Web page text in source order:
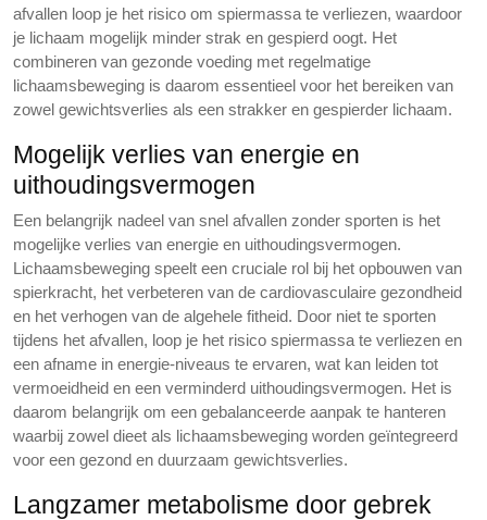
afvallen loop je het risico om spiermassa te verliezen, waardoor
je lichaam mogelijk minder strak en gespierd oogt. Het
combineren van gezonde voeding met regelmatige
lichaamsbeweging is daarom essentieel voor het bereiken van
zowel gewichtsverlies als een strakker en gespierder lichaam.
Mogelijk verlies van energie en
uithoudingsvermogen
Een belangrijk nadeel van snel afvallen zonder sporten is het
mogelijke verlies van energie en uithoudingsvermogen.
Lichaamsbeweging speelt een cruciale rol bij het opbouwen van
spierkracht, het verbeteren van de cardiovasculaire gezondheid
en het verhogen van de algehele fitheid. Door niet te sporten
tijdens het afvallen, loop je het risico spiermassa te verliezen en
een afname in energie-niveaus te ervaren, wat kan leiden tot
vermoeidheid en een verminderd uithoudingsvermogen. Het is
daarom belangrijk om een gebalanceerde aanpak te hanteren
waarbij zowel dieet als lichaamsbeweging worden geïntegreerd
voor een gezond en duurzaam gewichtsverlies.
Langzamer metabolisme door gebrek